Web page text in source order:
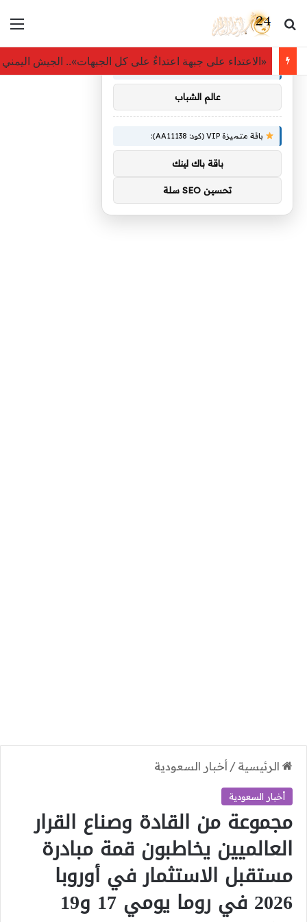
بحث عن
«الاعتداء على جبهة اعتداءٌ على كل الجبهات».. الجيش
الرئيسية / أخبار السعودية
أخبار السعودية
مجموعة من القادة وصناع القرار
العالميين يخاطبون قمة مبادرة
مستقبل الاستثمار في أوروبا
2026 في روما يومي 17 و19
توصيات :
عالم الشباب
باقة متميزة VIP (كود: AA11138):
باقة باك لينك
تحسين SEO سلة